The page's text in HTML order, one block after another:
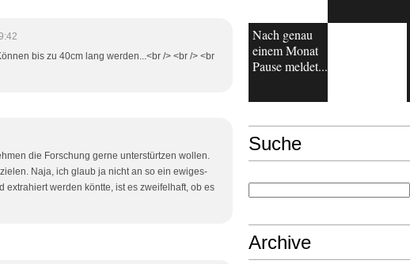
bis zu 40cm lang werden...<br /> <br /> <br
die Forschung gerne unterstürtzen wollen.
Naja, ich glaub ja nicht an so ein ewiges-
extrahiert werden köntte, ist es zweifelhaft, ob es
Nach genau
einem Monat
Pause meldet...
Suche
Archive